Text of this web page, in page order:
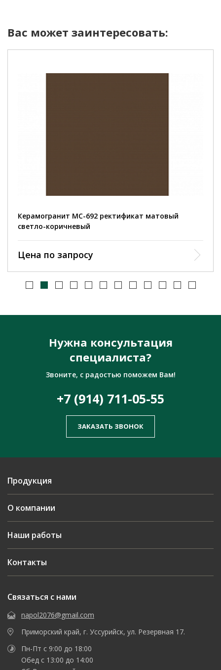
Вас может заинтересовать:
Керамогранит MC-692 ректификат матовый
светло-коричневый
Цена по запросу
Нужна консультация
специалиста?
Звоните, с радостью поможем Вам!
+7 (914) 711-05-55
ЗАКАЗАТЬ ЗВОНОК
Продукция
О компании
Наши работы
Контакты
Связаться с нами
napol2076@gmail.com
Приморский край, г. Уссурийск, ул. Резервная 17.
Пн-Пт с 9:00 до 18:00
Обед с 13:00 до 14:00